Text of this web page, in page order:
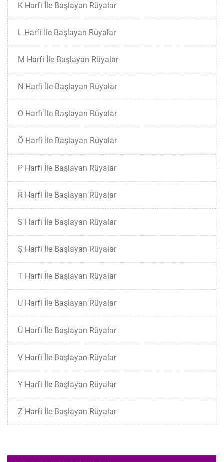
K Harfi İle Başlayan Rüyalar
L Harfi İle Başlayan Rüyalar
M Harfi İle Başlayan Rüyalar
N Harfi İle Başlayan Rüyalar
O Harfi İle Başlayan Rüyalar
Ö Harfi İle Başlayan Rüyalar
P Harfi İle Başlayan Rüyalar
R Harfi İle Başlayan Rüyalar
S Harfi İle Başlayan Rüyalar
Ş Harfi İle Başlayan Rüyalar
T Harfi İle Başlayan Rüyalar
U Harfi İle Başlayan Rüyalar
Ü Harfi İle Başlayan Rüyalar
V Harfi İle Başlayan Rüyalar
Y Harfi İle Başlayan Rüyalar
Z Harfi İle Başlayan Rüyalar